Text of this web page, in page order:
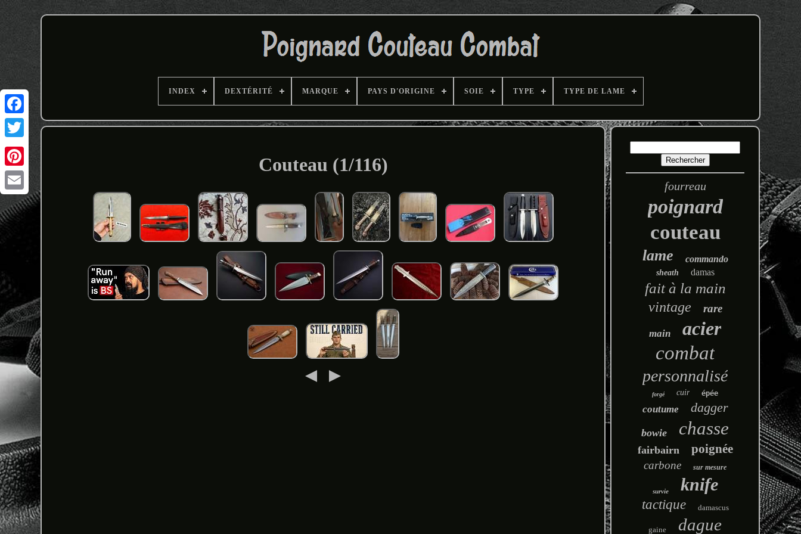
Email
INDEX DEXTÉRITÉ MARQUE PAYS D'ORIGINE SOIE TYPE TYPE DE LAME
Couteau (1/116)
fourreau
poignard
couteau
lame commando
sheath damas
fait à la main
vintage rare
main
acier
combat
personnalisé
forgé cuir épée
coutume dagger
bowie chasse
fairbairn poignée
carbone sur mesure
survie knife
tactique damascus
gaine dague